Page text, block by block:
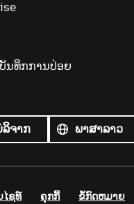
ນທຶກການປ່ອຍ
ລິຈາກ
ທັງໝົດ
ພາສາ
ໄຊທ໌ ຄຸກກີ້ ຂໍ້ກົດຫມາຍ